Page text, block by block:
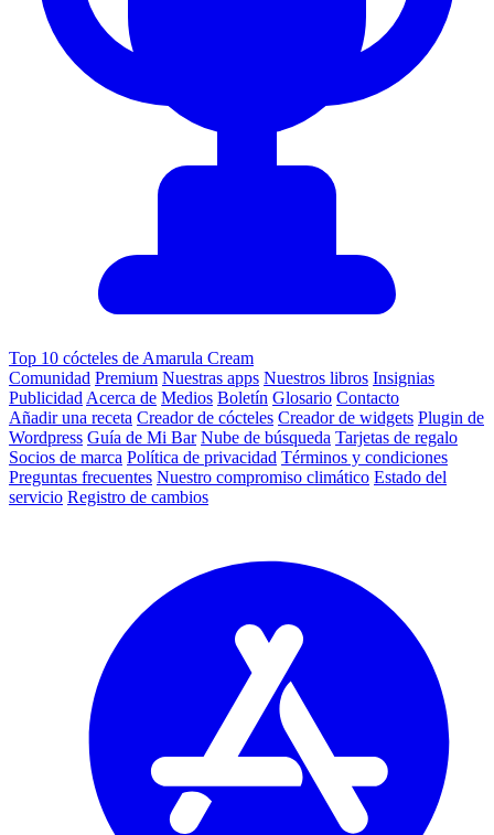
Top 10 cócteles de Amarula Cream
Comunidad Premium Nuestras apps Nuestros libros Insignias
Publicidad Acerca de Medios Boletín Glosario Contacto
Añadir una receta Creador de cócteles Creador de widgets Plugin de
Wordpress Guía de Mi Bar Nube de búsqueda Tarjetas de regalo
Socios de marca Política de privacidad Términos y condiciones
Preguntas frecuentes Nuestro compromiso climático Estado del
servicio Registro de cambios